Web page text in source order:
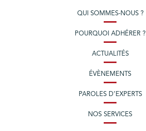
QUI SOMMES-NOUS ?
POURQUOI ADHÉRER ?
ACTUALITÉS
ÉVÈNEMENTS
PAROLES D’EXPERTS
NOS SERVICES